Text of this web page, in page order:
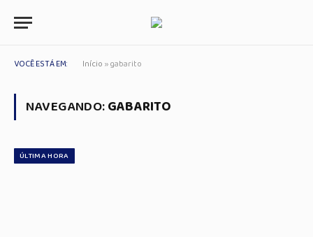
VOCÊ ESTÁ EM: Início »gabarito
NAVEGANDO:GABARITO
ÚLTIMA HORA